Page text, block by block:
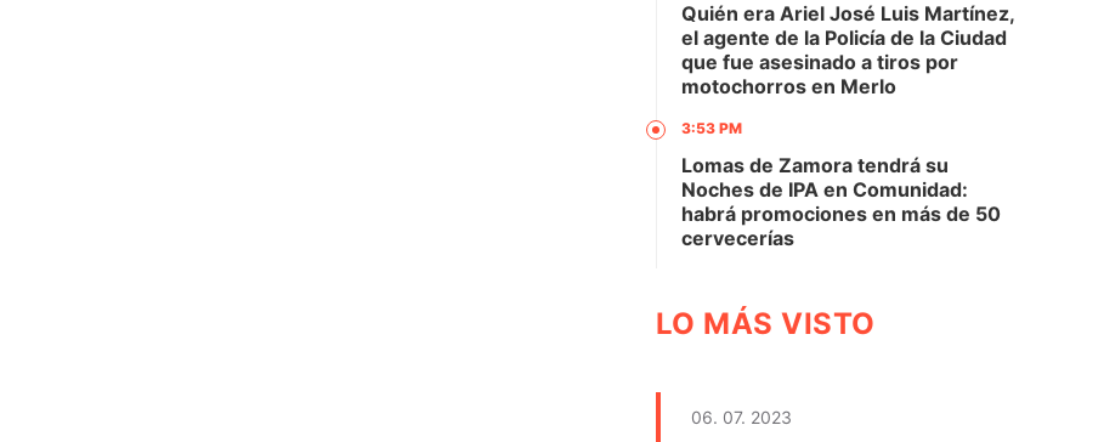
Quién era Ariel José Luis Martínez,
el agente de la Policía de la Ciudad
que fue asesinado a tiros por
motochorros en Merlo
3:53 PM
Lomas de Zamora tendrá su
Noches de IPA en Comunidad:
habrá promociones en más de 50
cervecerías
LO MÁS VISTO
06. 07. 2023